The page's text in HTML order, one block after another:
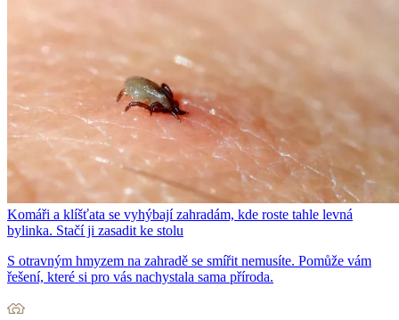
Komáři a klíšťata se vyhýbají zahradám, kde roste tahle levná
bylinka. Stačí ji zasadit ke stolu
S otravným hmyzem na zahradě se smířit nemusíte. Pomůže vám
řešení, které si pro vás nachystala sama příroda.